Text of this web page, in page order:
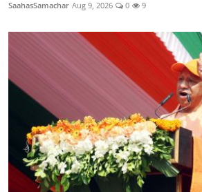
SaahasSamachar Aug 9, 2026 0 9